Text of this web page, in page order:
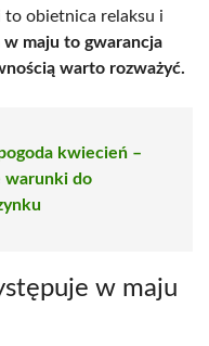
to obietnica relaksu i
w maju to gwarancja
warto rozważyć.
kwiecień –
warunki do
w maju